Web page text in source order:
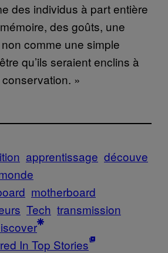
des individus à part entière
des goûts, une
comme une simple
qu’ils seraient enclins à
»
apprentissage découve
motherboard
Tech transmission
In Top Stories